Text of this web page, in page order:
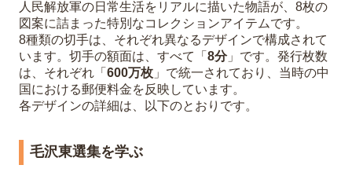
人民解放軍の日常生活をリアルに描いた物語が、8枚の
図案に詰まった特別なコレクションアイテムです。
8種類の切手は、それぞれ異なるデザインで構成されて
います。切手の額面は、すべて「 8分」です。発行枚数
は、それぞれ「 600万枚 」で統一されており、当時の中
国における郵便料金を反映しています。
各デザインの詳細は、以下のとおりです。
毛沢東選集を学ぶ